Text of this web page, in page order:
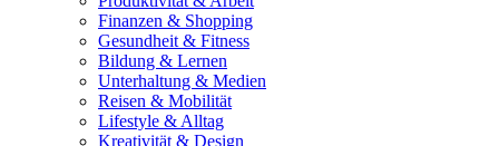
Finanzen & Shopping
Gesundheit & Fitness
Bildung & Lernen
Unterhaltung & Medien
Reisen & Mobilität
Lifestyle & Alltag
Kreativität & Design